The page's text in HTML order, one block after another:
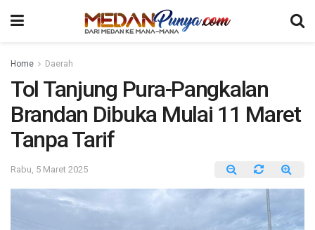
Home Daerah
Tol Tanjung Pura-Pangkalan
Brandan Dibuka Mulai 11 Maret
Tanpa Tarif
Rabu, 5 Maret 2025